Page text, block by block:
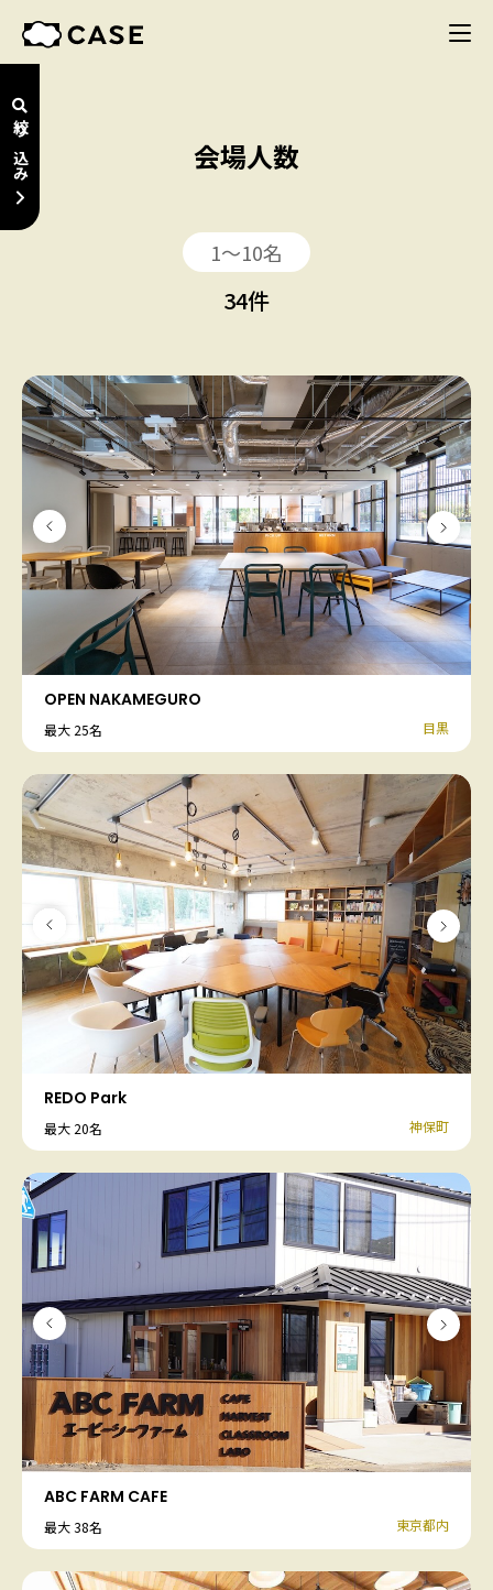
絞り込み 会場人数
1〜10名
34件
OPEN NAKAMEGURO
最大 25名 目黒
REDO Park
最大 20名 神保町
ABC FARM CAFE
最大 38名 東京都内